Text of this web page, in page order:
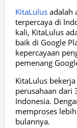
KitaLulus adalah
terpercaya di
kali, KitaLulus
baik di Google
kepercayaan
pemenang
KitaLulus
perusahaan dari
Indonesia.
memproses
bulannya.